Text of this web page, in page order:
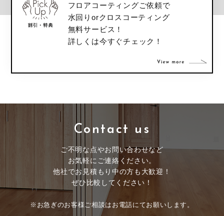
フロアコーティングご依頼で
水回りorクロスコーティング
無料サービス！
詳しくは今すぐチェック！
Contact us
ご不明な点やお問い合わせなど
お気軽にご連絡ください。
他社でお見積もり中の方も大歓迎！
ぜひ比較してください！
※お急ぎのお客様ご相談はお電話にてお願いします。